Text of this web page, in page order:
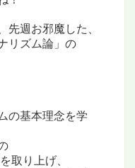
先週お邪魔した、
リズム論」の
の基本理念を学
取り上げ、